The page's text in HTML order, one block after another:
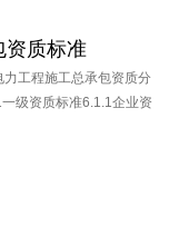
资质标准
工程施工总承包资质分
级资质标准6.1.1企业资